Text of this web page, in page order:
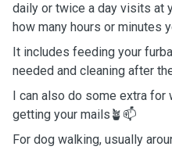
daily or twice a day visits at
how many hours or minutes
It includes feeding your
needed and cleaning after
I can also do some extra for
getting your mails🪴📫
For dog walking, usually